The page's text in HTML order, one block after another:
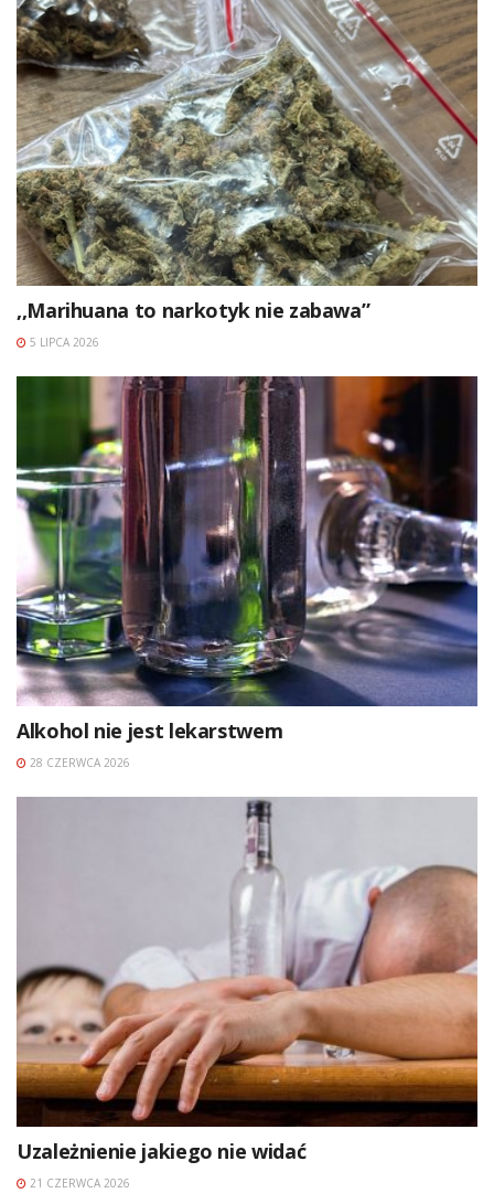
,,Marihuana to narkotyk nie zabawa”
5 LIPCA 2026
Alkohol nie jest lekarstwem
28 CZERWCA 2026
Uzależnienie jakiego nie widać
21 CZERWCA 2026